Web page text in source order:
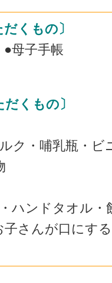
くもの〕
母子手帳
くもの〕
ク・哺乳瓶・ビ
ハンドタオル・
さんが口にす